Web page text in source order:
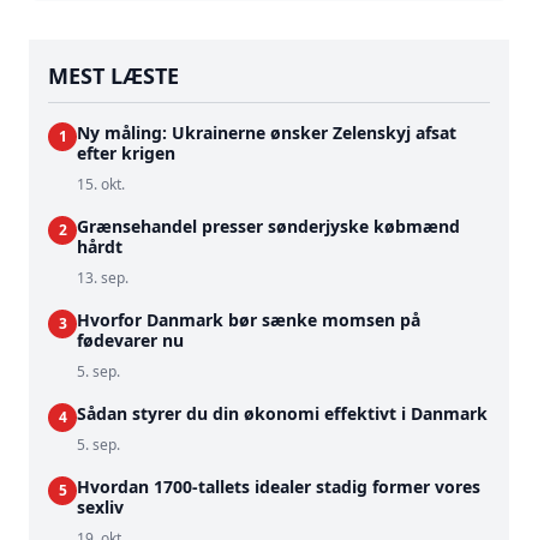
MEST LÆSTE
1
Ny måling: Ukrainerne ønsker Zelenskyj afsat
efter krigen
15. okt.
2 Grænsehandel presser sønderjyske købmænd
hårdt
13. sep.
3 Hvorfor Danmark bør sænke momsen på
fødevarer nu
5. sep.
4 Sådan styrer du din økonomi effektivt i Danmark
5. sep.
5 Hvordan 1700-tallets idealer stadig former vores
sexliv